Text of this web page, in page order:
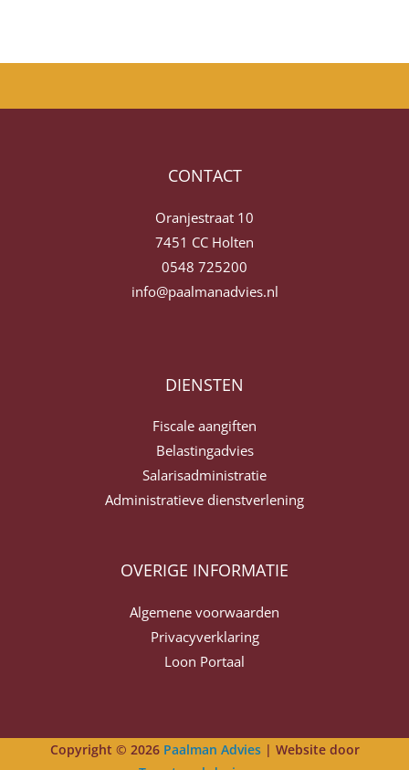
CONTACT
Oranjestraat 10
7451 CC Holten
0548 725200
info@paalmanadvies.nl
DIENSTEN
Fiscale aangiften
Belastingadvies
Salarisadministratie
Administratieve dienstverlening
OVERIGE INFORMATIE
Algemene voorwaarden
Privacyverklaring
Loon Portaal
Copyright © 2026 Paalman Advies| Website door